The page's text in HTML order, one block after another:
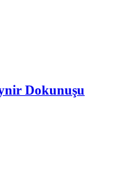
Dokunuşu